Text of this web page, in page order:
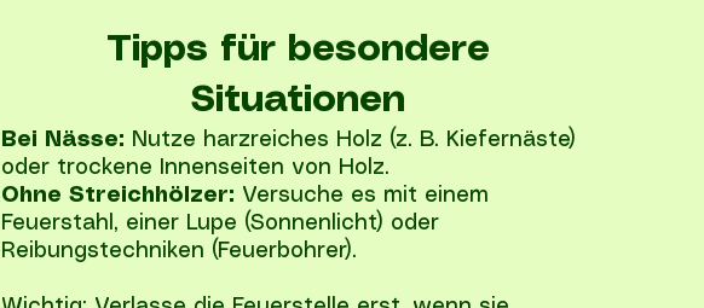
Tipps für besondere
Situationen
Bei Nässe: Nutze harzreiches Holz (z. B. Kiefernäste)
oder trockene Innenseiten von Holz.
Ohne Streichhölzer: Versuche es mit einem
Feuerstahl, einer Lupe (Sonnenlicht) oder
Reibungstechniken (Feuerbohrer).